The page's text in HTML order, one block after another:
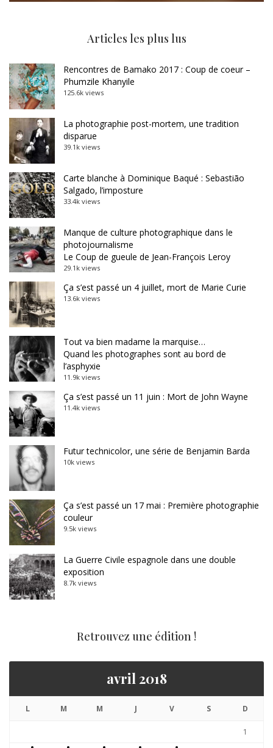
Articles les plus lus
Rencontres de Bamako 2017 : Coup de coeur –
Phumzile Khanyile
125.6k views
La photographie post-mortem, une tradition
disparue
39.1k views
Carte blanche à Dominique Baqué : Sebastião
Salgado, l’imposture
33.4k views
Manque de culture photographique dans le
photojournalisme
Le Coup de gueule de Jean-François Leroy
29.1k views
Ça s’est passé un 4 juillet, mort de Marie Curie
13.6k views
Tout va bien madame la marquise…
Quand les photographes sont au bord de
l’asphyxie
11.9k views
Ça s’est passé un 11 juin : Mort de John Wayne
11.4k views
Futur technicolor, une série de Benjamin Barda
10k views
Ça s’est passé un 17 mai : Première photographie
couleur
9.5k views
La Guerre Civile espagnole dans une double
exposition
8.7k views
Retrouvez une édition !
avril 2018
L M M J V S D
1